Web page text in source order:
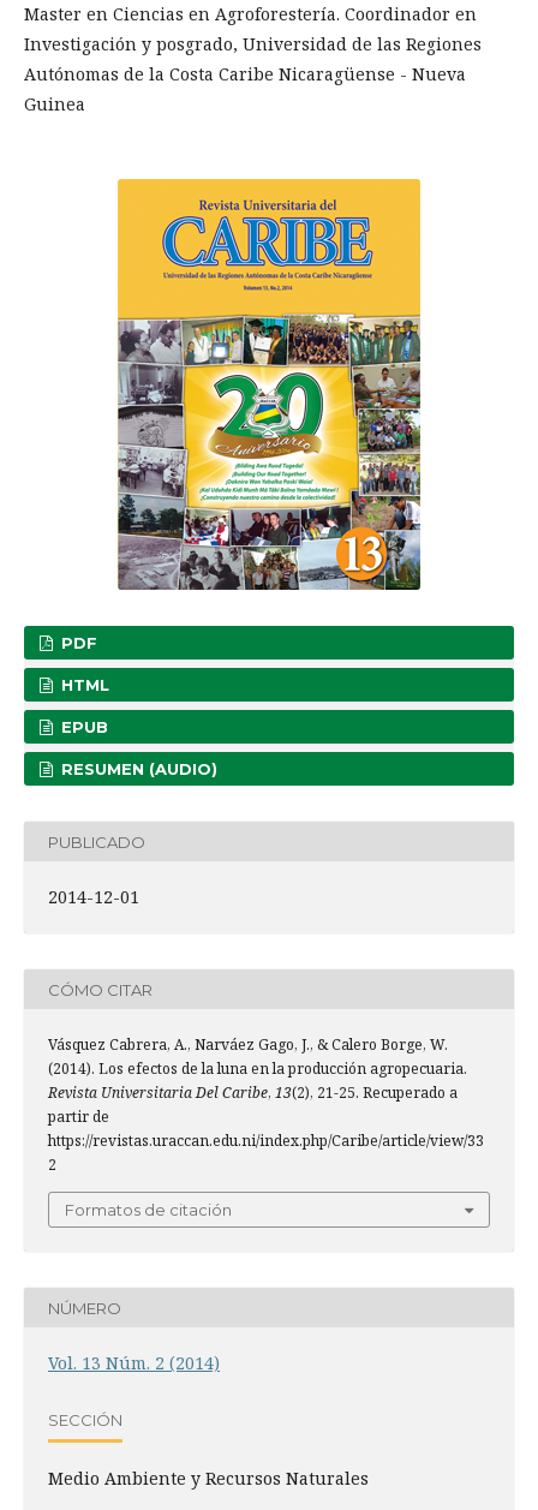
Master en Ciencias en Agroforestería. Coordinador en
Investigación y posgrado, Universidad de las Regiones
Autónomas de la Costa Caribe Nicaragüense - Nueva
Guinea
PDF
HTML
EPUB
RESUMEN (AUDIO)
PUBLICADO
2014-12-01
CÓMO CITAR
Vásquez Cabrera, A., Narváez Gago, J., & Calero Borge, W.
(2014). Los efectos de la luna en la producción agropecuaria.
Revista Universitaria Del Caribe, 13(2), 21-25. Recuperado a
partir de
https://revistas.uraccan.edu.ni/index.php/Caribe/article/view/33
2
Formatos de citación
NÚMERO
Vol. 13 Núm. 2 (2014)
SECCIÓN
Medio Ambiente y Recursos Naturales